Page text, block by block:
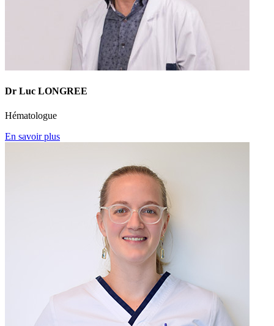
Dr Luc LONGREE
Hématologue
En savoir plus